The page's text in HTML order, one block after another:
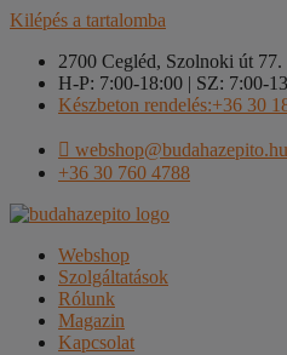
Kilépés a tartalomba
2700 Cegléd, Szolnoki út 77.
H-P: 7:00-18:00 | SZ: 7:00-
Készbeton rendelés:+36 30
webshop@budahazepito.hu
+36 30 760 4788
Webshop
Szolgáltatások
Rólunk
Magazin
Kapcsolat